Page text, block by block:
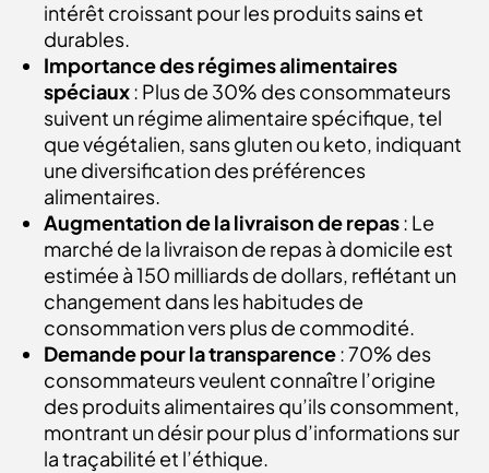
intérêt croissant pour les produits sains et
durables.
Importance des régimes alimentaires
spéciaux: Plus de 30% des consommateurs
suivent un régime alimentaire spécifique, tel
que végétalien, sans gluten ou keto, indiquant
une diversification des préférences
alimentaires.
Augmentation de la livraison de repas: Le
marché de la livraison de repas à domicile est
estimée à 150 milliards de dollars, reflétant un
changement dans les habitudes de
consommation vers plus de commodité.
Demande pour la transparence: 70% des
consommateurs veulent connaître l’origine
des produits alimentaires qu’ils consomment,
montrant un désir pour plus d’informations sur
la traçabilité et l’éthique.